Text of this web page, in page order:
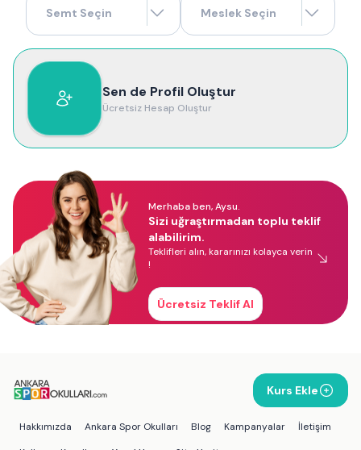
Semt Seçin Meslek Seçin
Sen de Profil Oluştur
Ücretsiz Hesap Oluştur
Merhaba ben, Aysu.
Sizi uğraştırmadan toplu teklif
alabilirim.
Teklifleri alın, kararınızı kolayca verin
!
Ücretsiz Teklif Al
Kurs Ekle
Hakkımızda Ankara Spor Okulları Blog Kampanyalar
İletişim